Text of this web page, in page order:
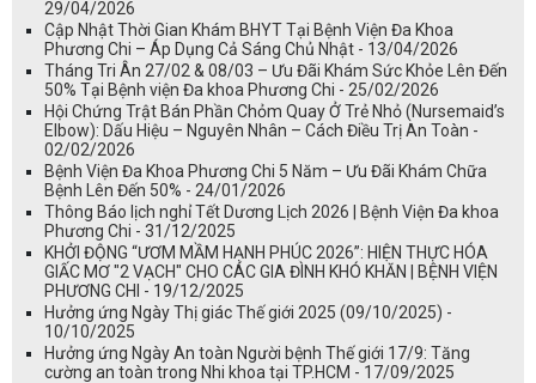
29/04/2026
Cập Nhật Thời Gian Khám BHYT Tại Bệnh Viện Đa Khoa
Phương Chi – Áp Dụng Cả Sáng Chủ Nhật - 13/04/2026
Tháng Tri Ân 27/02 & 08/03 – Ưu Đãi Khám Sức Khỏe Lên Đến
50% Tại Bệnh viện Đa khoa Phương Chi - 25/02/2026
Hội Chứng Trật Bán Phần Chỏm Quay Ở Trẻ Nhỏ (Nursemaid’s
Elbow): Dấu Hiệu – Nguyên Nhân – Cách Điều Trị An Toàn -
02/02/2026
Bệnh Viện Đa Khoa Phương Chi 5 Năm – Ưu Đãi Khám Chữa
Bệnh Lên Đến 50% - 24/01/2026
Thông Báo lịch nghỉ Tết Dương Lịch 2026 | Bệnh Viện Đa khoa
Phương Chi - 31/12/2025
KHỞI ĐỘNG “ƯƠM MẦM HẠNH PHÚC 2026”: HIỆN THỰC HÓA
GIẤC MƠ "2 VẠCH" CHO CÁC GIA ĐÌNH KHÓ KHĂN | BỆNH VIỆN
PHƯƠNG CHI - 19/12/2025
Hưởng ứng Ngày Thị giác Thế giới 2025 (09/10/2025) -
10/10/2025
Hưởng ứng Ngày An toàn Người bệnh Thế giới 17/9: Tăng
cường an toàn trong Nhi khoa tại TP.HCM - 17/09/2025